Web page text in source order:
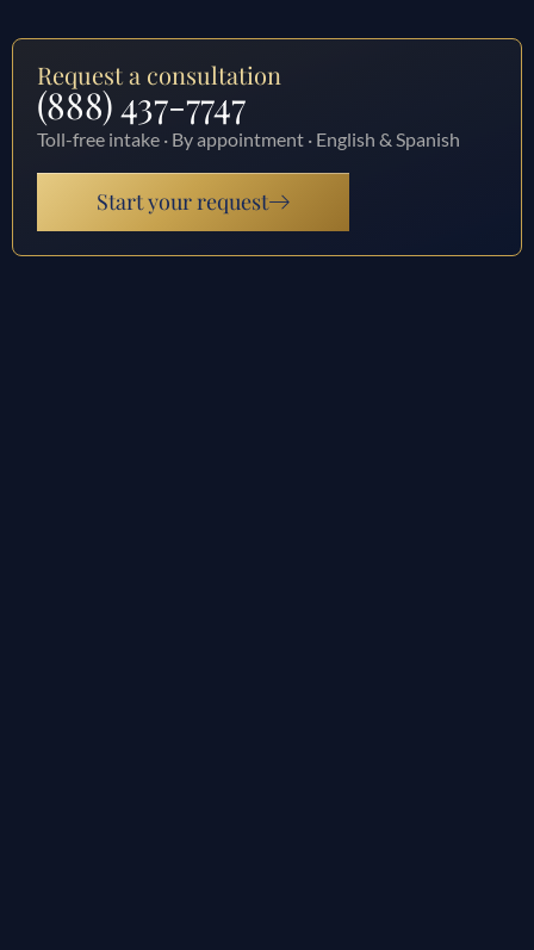
Request a consultation
(888) 437-7747
Toll-free intake · By appointment · English & Spanish
Start your request